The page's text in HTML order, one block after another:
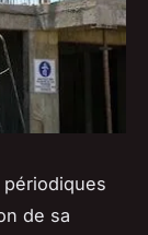
de sa